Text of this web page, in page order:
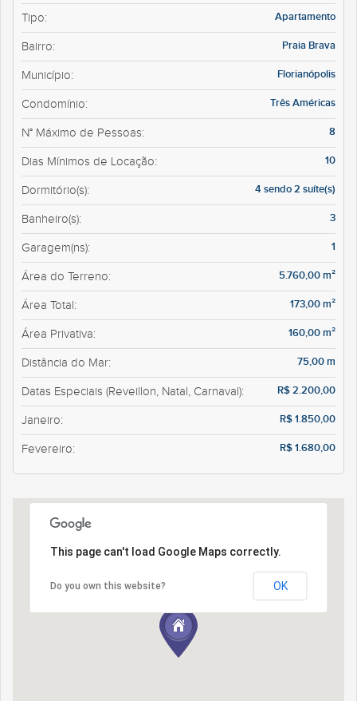
Tipo: Apartamento
Bairro: Praia Brava
Município: Florianópolis
Condomínio: Três Américas
N° Máximo de Pessoas: 8
Dias Mínimos de Locação: 10
Dormitório(s): 4 sendo 2 suíte(s)
Banheiro(s): 3
Garagem(ns): 1
Área do Terreno: 5.760,00 m²
Área Total: 173,00 m²
Área Privativa: 160,00 m²
Distância do Mar: 75,00 m
Datas Especiais (Reveillon, Natal, Carnaval): R$ 2.200,00
Janeiro: R$ 1.850,00
Fevereiro: R$ 1.680,00
This page can't load Google Maps correctly.
Do you own this website? OK